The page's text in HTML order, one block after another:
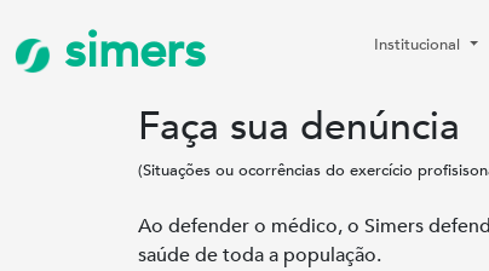
simers Institucional
Faça sua denúncia
(Situações ou ocorrências do exercício
Ao defender o médico, o Simers
saúde de toda a população.